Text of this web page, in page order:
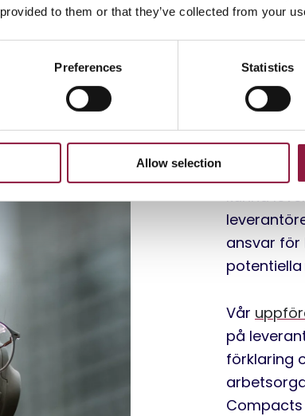
to them or that they’ve collected from your
Preferences Statistics
Allow selection
Våra
De
kunna
ansvar för
Vår
på
förklaring
Compacts